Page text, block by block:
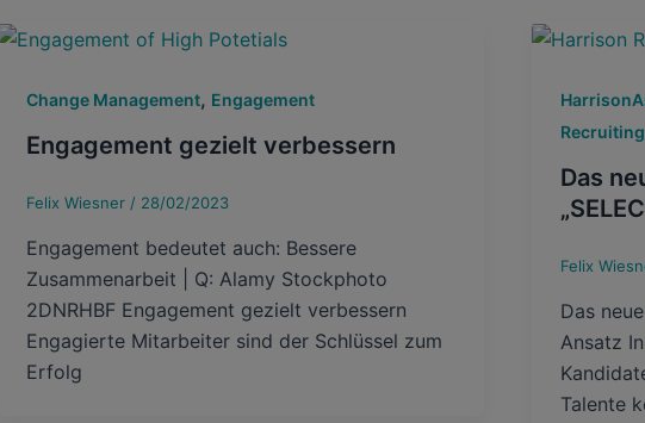
Change Management, Engagement
Engagement gezielt verbessern
Felix Wiesner / 28/02/2023
Engagement bedeutet auch: Bessere
Zusammenarbeit | Q: Alamy Stockphoto
2DNRHBF Engagement gezielt verbessern
Engagierte Mitarbeiter sind der Schlüssel zum
Erfolg
Recruiting
Das
Felix
Das
Ansatz
Talente